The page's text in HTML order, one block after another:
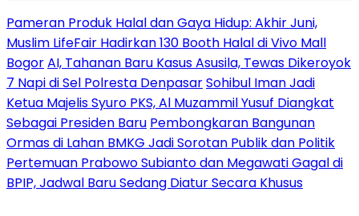
Pameran Produk Halal dan Gaya Hidup: Akhir Juni,
Muslim LifeFair Hadirkan 130 Booth Halal di Vivo Mall
BogorAI, Tahanan Baru Kasus Asusila, Tewas Dikeroyok
7 Napi di Sel Polresta DenpasarSohibul Iman Jadi
Ketua Majelis Syuro PKS, Al Muzammil Yusuf Diangkat
Sebagai Presiden Baru Pembongkaran Bangunan
Ormas di Lahan BMKG Jadi Sorotan Publik dan Politik
Pertemuan Prabowo Subianto dan Megawati Gagal di
BPIP, Jadwal Baru Sedang Diatur Secara Khusus